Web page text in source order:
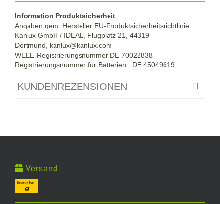
Information Produktsicherheit
Angaben gem. Hersteller EU-Produktsicherheitsrichtlinie:
Kanlux GmbH / IDEAL, Flugplatz 21, 44319
Dortmund, kanlux@kanlux.com
WEEE-Registrierungsnummer DE 70022838
Registrierungsnummer für Batterien : DE 45049619
KUNDENREZENSIONEN
Versand